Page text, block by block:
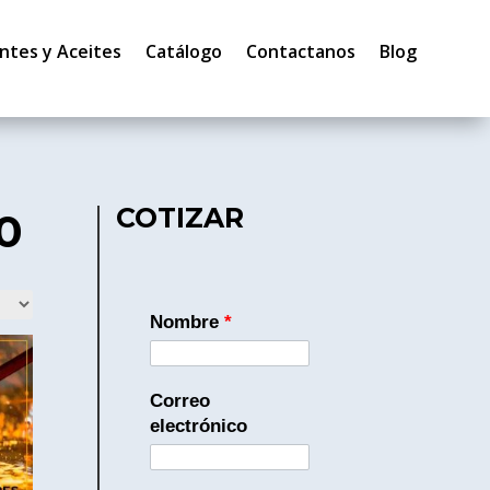
y Aceites Catálogo Contactanos Blog
COTIZAR
Nombre*
Correo
electrónico